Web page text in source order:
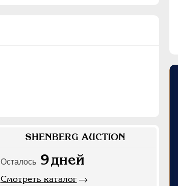
SHENBERG AUCTION
Осталось 9дней
Смотреть каталог